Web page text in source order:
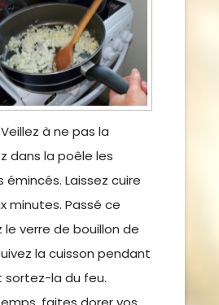
Veillez à ne pas la
dans la poêle les
Laissez cuire
minutes. Passé ce
le verre de bouillon de
la cuisson pendant
sortez-la du feu.